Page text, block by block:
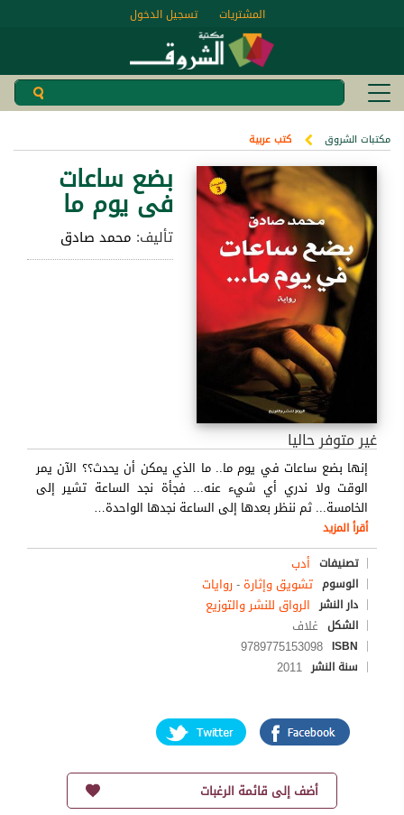
تسجيل الدخول المشتريات
مكتبات الشروق كتب عربية
بضع ساعات
فى يوم ما
تأليف: محمد صادق
غير متوفر حاليا
إنها بضع ساعات في يوم ما.. ما الذي يمكن أن يحدث؟؟ الآن يمر
الوقت ولا ندري أي شيء عنه... فجأة نجد الساعة تشير إلى
الخامسة... ثم ننظر بعدها إلى الساعة نجدها الواحدة…
أقرأ المزيد
تصنيفات أدب
الوسوم تشويق وإثارة-روايات
دار النشر الرواق للنشر والتوزيع
الشكل غلاف
ISBN
9789775153098
سنة النشر 2011
أضف إلى قائمة الرغبات